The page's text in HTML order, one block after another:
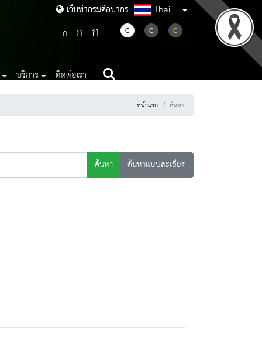
เว็บท่ากรมศิลปากร
เว็บท่ากรมศิลปากร Thai
ก ก ก C C C
บริการ ติดต่อเรา
หน้าแรก ค้นหา
ค้นหา
ค้นหาแบบละเอียด